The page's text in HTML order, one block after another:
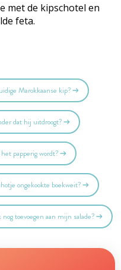
met de kipschotel en
feta.
Marokkaanse kip?
dat hij uitdroogt?
papperig wordt?
ongekookte boekweit?
toevoegen aan mijn salade?